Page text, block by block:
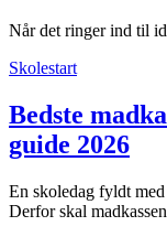
Når det ringer ind til
Skolestart
Bedste
guide 2026
En skoledag fyldt
Derfor skal